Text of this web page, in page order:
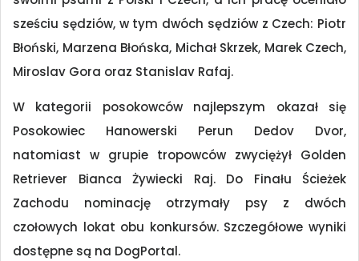
sześciu sędziów, w tym dwóch sędziów z Czech: Piotr
Błoński, Marzena Błońska, Michał Skrzek, Marek Czech,
Miroslav Gora oraz Stanislav Rafaj.
W kategorii posokowców najlepszym okazał się
Posokowiec Hanowerski Perun Dedov Dvor,
natomiast w grupie tropowców zwyciężył Golden
Retriever Bianca Żywiecki Raj. Do Finału Ścieżek
Zachodu nominację otrzymały psy z dwóch
czołowych lokat obu konkursów. Szczegółowe wyniki
dostępne są na DogPortal.